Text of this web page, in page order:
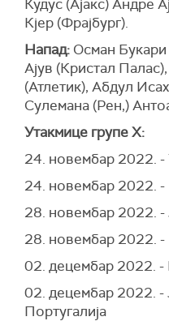
Кудус (Ајакс) Андре
Кјер (Фрајбург).
Напад: Осман
Ајув (Кристал
(Атлетик), Абдул
Сулемана (Рен,)
Утакмице групе Х:
24. новембар 2022. -
24. новембар 2022. -
28. новембар 2022. -
28. новембар 2022. -
02. децембар 2022. -
02. децембар 2022. -
Португалија